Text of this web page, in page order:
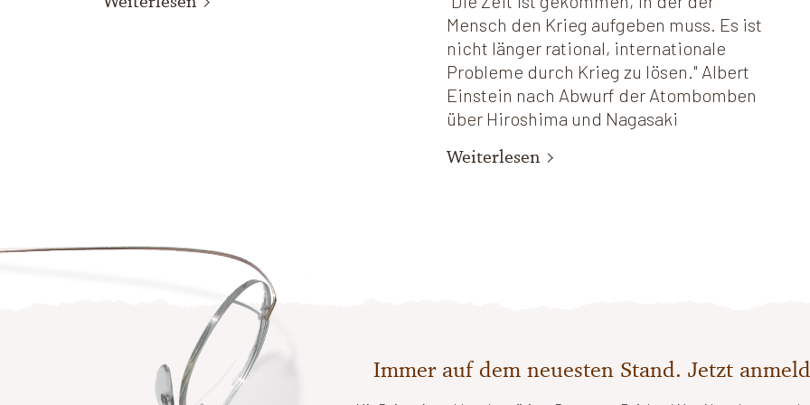
Mensch den Krieg aufgeben muss. Es ist
nicht länger rational, internationale
Probleme durch Krieg zu lösen." Albert
Einstein nach Abwurf der Atombomben
über Hiroshima und Nagasaki
Weiterlesen
Immer auf dem neuesten Stand. Jetzt